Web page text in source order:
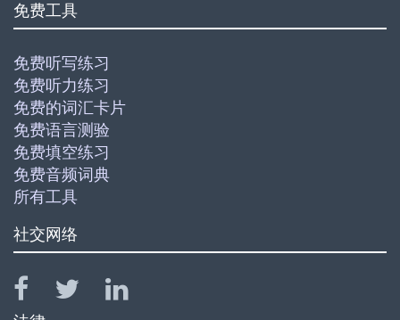
免费工具
免费听写练习
免费听力练习
免费的词汇卡片
免费语言测验
免费填空练习
免费音频词典
所有工具
社交网络